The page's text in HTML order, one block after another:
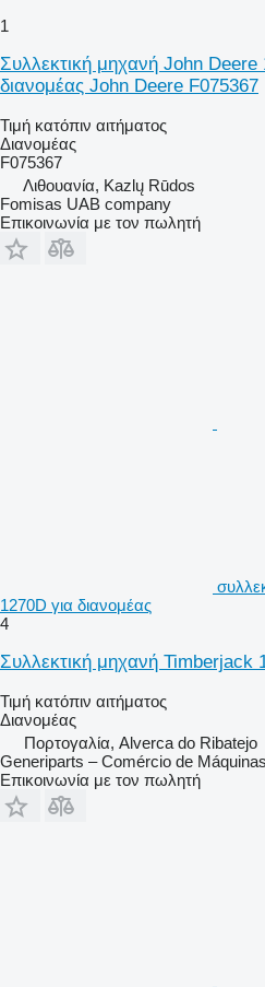
1
Συλλεκτική μηχανή John
διανομέας John Deere F075367
Τιμή κατόπιν αιτήματος
Διανομέας
F075367
Λιθουανία, Kazlų Rūdos
Fomisas UAB company
Επικοινωνία με τον πωλητή
1270D για διανομέας
4
Συλλεκτική μηχανή Timberjack
Τιμή κατόπιν αιτήματος
Διανομέας
Πορτογαλία, Alverca do Ribatejo
Generiparts – Comércio de
Επικοινωνία με τον πωλητή